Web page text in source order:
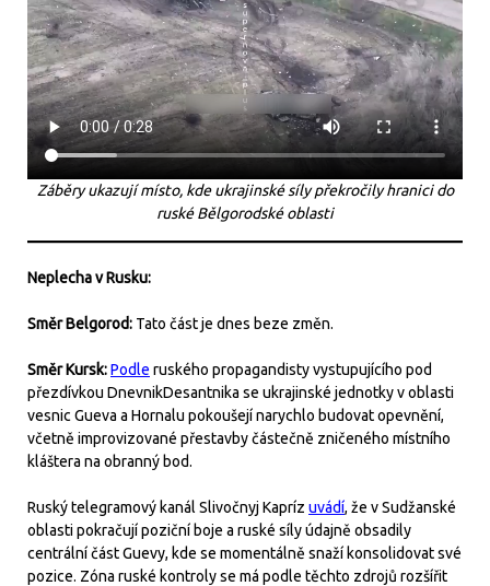
Záběry ukazují místo, kde ukrajinské síly překročily hranici do
ruské Bělgorodské oblasti
Neplecha v Rusku:
Směr Belgorod: Tato část je dnes beze změn.
Směr Kursk:Podle ruského propagandisty vystupujícího pod
přezdívkou DnevnikDesantnika se ukrajinské jednotky v oblasti
vesnic Gueva a Hornalu pokoušejí narychlo budovat opevnění,
včetně improvizované přestavby částečně zničeného místního
kláštera na obranný bod.
Ruský telegramový kanál Slivočnyj Kapríz uvádí, že v Sudžanské
oblasti pokračují poziční boje a ruské síly údajně obsadily
centrální část Guevy, kde se momentálně snaží konsolidovat své
pozice. Zóna ruské kontroly se má podle těchto zdrojů rozšířit